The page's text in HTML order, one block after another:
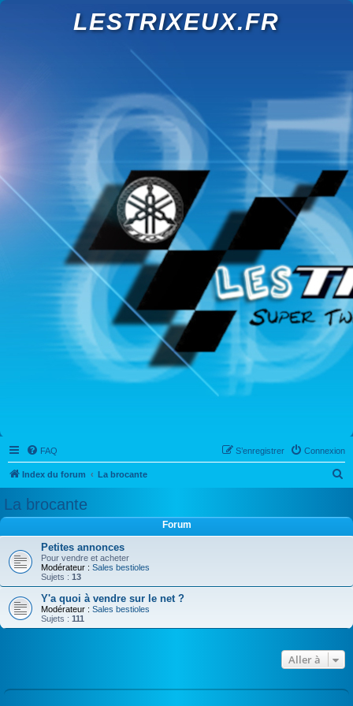
LESTRIXEUX.FR
FAQ Connexion
S’enregistrer
Index du forum La brocante
c
La brocante
Forum
Petites annonces
Pour vendre et acheter
Modérateur : Sales bestioles
Sujets : 13
Y'a quoi à vendre sur le net ?
Modérateur : Sales bestioles
Sujets : 111
Aller à